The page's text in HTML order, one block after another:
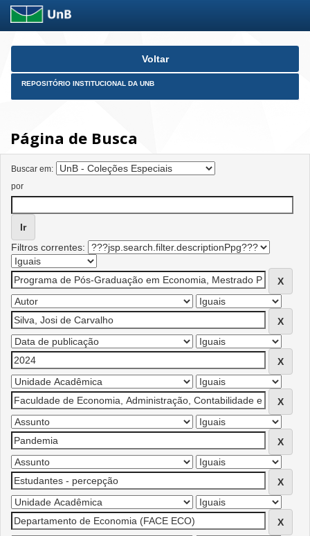
Skip
Voltar
REPOSITÓRIO INSTITUCIONAL DA UNB
Página de Busca
Buscar em:
por
Filtros correntes: